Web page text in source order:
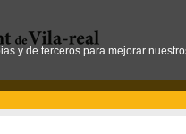
y de terceros para mejorar